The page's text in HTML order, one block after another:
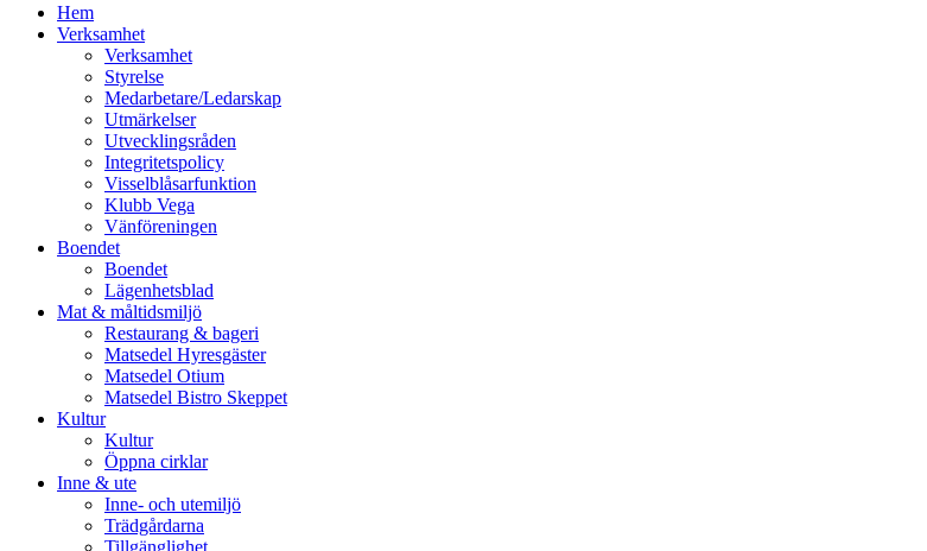
vidare
Hem
Verksamhet
Verksamhet
Styrelse
Medarbetare/Ledarskap
Utmärkelser
Utvecklingsråden
Integritetspolicy
Visselblåsarfunktion
Klubb Vega
Vänföreningen
Boendet
Boendet
Lägenhetsblad
Mat & måltidsmiljö
Restaurang & bageri
Matsedel Hyresgäster
Matsedel Otium
Matsedel Bistro Skeppet
Kultur
Kultur
Öppna cirklar
Inne & ute
Inne- och utemiljö
Trädgårdarna
Tillgänglighet